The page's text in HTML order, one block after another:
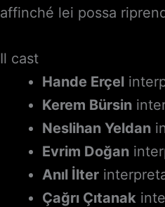
affinché lei possa
Il cast
Hande Erçel
Kerem Bürsin
Neslihan Yeldan
Evrim Doğan
Anıl İlter
Çağrı Çıtanak